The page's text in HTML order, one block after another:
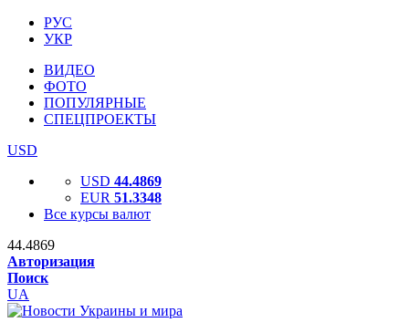
РУС
УКР
ВИДЕО
ФОТО
ПОПУЛЯРНЫЕ
СПЕЦПРОЕКТЫ
USD
USD 44.4869
EUR 51.3348
Все курсы валют
44.4869
Авторизация
Поиск
UA